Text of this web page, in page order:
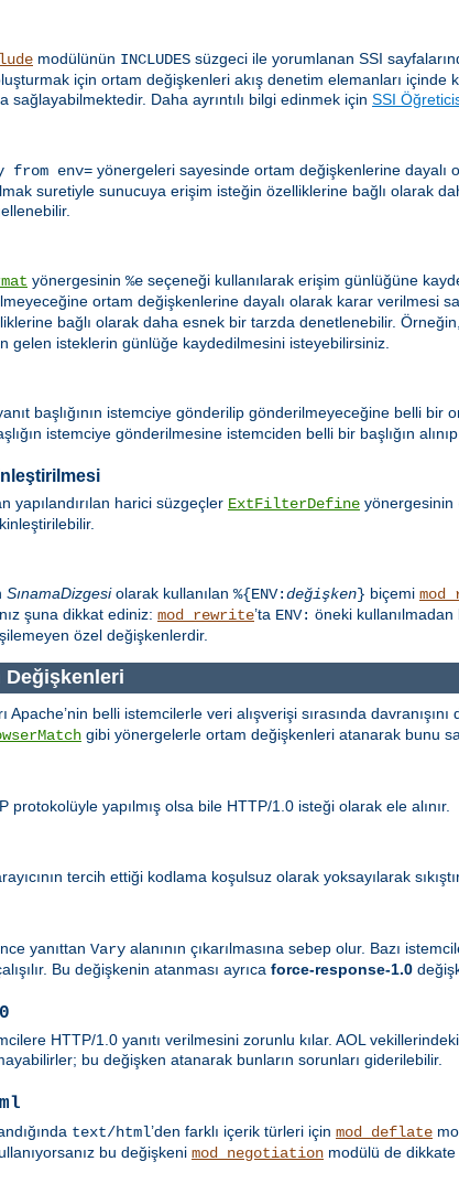
modülünün INCLUDES süzgeci ile yorumlanan SSI
için ortam değişkenleri akış denetim elemanları içinde
sağlayabilmektedir. Daha ayrıntılı bilgi edinmek için SSI
from env= yönergeleri sayesinde ortam değişkenlerine dayalı
suretiyle sunucuya erişim isteğin özelliklerine bağlı olarak
yönergesinin %e seçeneği kullanılarak erişim günlüğüne
ortam değişkenlerine dayalı olarak karar verilmesi
bağlı olarak daha esnek bir tarzda denetlenebilir. Örneğin,
gelen isteklerin günlüğe kaydedilmesini isteyebilirsiniz.
başlığının istemciye gönderilip gönderilmeyeceğine belli bir
istemciye gönderilmesine istemciden belli bir başlığın
yapılandırılan harici süzgeçler ExtFilterDefine yönergesinin
SınamaDizgesiolarak kullanılan %{ENV:değişken} biçemi
şuna dikkat ediniz: mod_rewrite’ta ENV: öneki
özel değişkenlerdir.
Değişkenleri
Apache’nin belli istemcilerle veri alışverişi sırasında
gibi yönergelerle ortam değişkenleri atanarak bunu
protokolüyle yapılmış olsa bile HTTP/1.0 isteği olarak ele alınır.
tercih ettiği kodlama koşulsuz olarak yoksayılarak
yanıttan Vary alanının çıkarılmasına sebep olur. Bazı
Bu değişkenin atanması ayrıca force-response-1.0
HTTP/1.0 yanıtı verilmesini zorunlu kılar. AOL
bu değişken atanarak bunların sorunları giderilebilir.
text/html’den farklı içerik türleri için mod_deflate
bu değişkeni mod_negotiation modülü de